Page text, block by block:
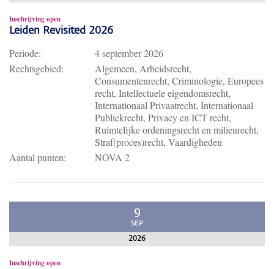
Inschrijving open
Leiden Revisited 2026
Periode:
4 september 2026
Rechtsgebied:
Algemeen, Arbeidsrecht,
Consumentenrecht, Criminologie, Europees
recht, Intellectuele eigendomsrecht,
Internationaal Privaatrecht, Internationaal
Publiekrecht, Privacy en ICT recht,
Ruimtelijke ordeningsrecht en milieurecht,
Straf(proces)recht, Vaardigheden
Aantal punten:
NOVA 2
9
SEP
2026
Inschrijving open